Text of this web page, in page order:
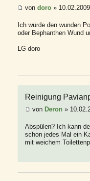
von doro »
Ich würde den wunden
oder Bephanthen Wund
LG doro
Reinigung
von Deron »
Abspülen? Ich kann
schon jedes Mal ein
mit weichem